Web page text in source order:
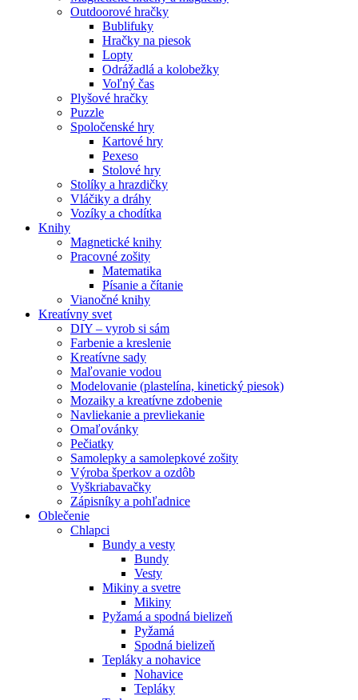
Outdoorové hračky
Bublifuky
Hračky na piesok
Lopty
Odrážadlá a kolobežky
Voľný čas
Plyšové hračky
Puzzle
Spoločenské hry
Kartové hry
Pexeso
Stolové hry
Stolíky a hrazdičky
Vláčiky a dráhy
Vozíky a chodítka
Knihy
Magnetické knihy
Pracovné zošity
Matematika
Písanie a čítanie
Vianočné knihy
Kreatívny svet
DIY – vyrob si sám
Farbenie a kreslenie
Kreatívne sady
Maľovanie vodou
Modelovanie (plastelína, kinetický piesok)
Mozaiky a kreatívne zdobenie
Navliekanie a prevliekanie
Omaľovánky
Pečiatky
Samolepky a samolepkové zošity
Výroba šperkov a ozdôb
Vyškriabavačky
Zápisníky a pohľadnice
Oblečenie
Chlapci
Bundy a vesty
Bundy
Vesty
Mikiny a svetre
Mikiny
Pyžamá a spodná bielizeň
Pyžamá
Spodná bielizeň
Tepláky a nohavice
Nohavice
Tepláky